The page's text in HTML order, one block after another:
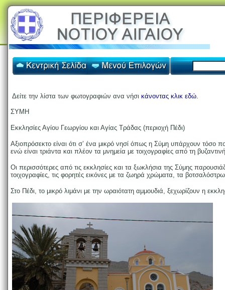
Δείτε την λίστα των φωτογραφιών ανα νήσι κάνοντας κλικ εδώ.
ΣΥΜΗ
Εκκλησίες Αγίου Γεωργίου και Αγίας Τράδας (περιοχή Πέδι)
Αξιοπρόσεκτο είναι ότι σ’ ένα μικρό νησί όπως η Σύμη υπάρχουν τόσο
ενώ είναι τριάντα και πλέον τα μνημεία με τοιχογραφίες από τη
Οι περισσότερες από τις εκκλησίες και τα ξωκλήσια της Σύμης
τοιχογραφίες, τις φορητές εικόνες με τα ζωηρά χρώματα, τα
Στο Πέδι, το μικρό λιμάνι με την ωραιότατη αμμουδιά, ξεχωρίζουν η